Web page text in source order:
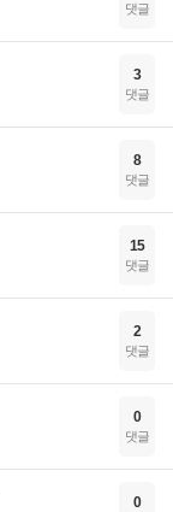
댓글
3
댓글
8
댓글
15
댓글
2
댓글
0
댓글
0